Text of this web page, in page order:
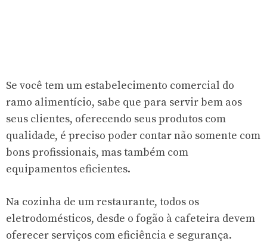
Se você tem um estabelecimento comercial do
ramo alimentício, sabe que para servir bem aos
seus clientes, oferecendo seus produtos com
qualidade, é preciso poder contar não somente com
bons profissionais, mas também com
equipamentos eficientes.
Na cozinha de um restaurante, todos os
eletrodomésticos, desde o fogão à cafeteira devem
oferecer serviços com eficiência e segurança.